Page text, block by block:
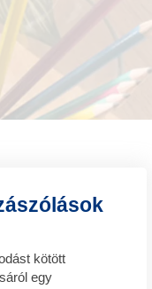
kötött
egy